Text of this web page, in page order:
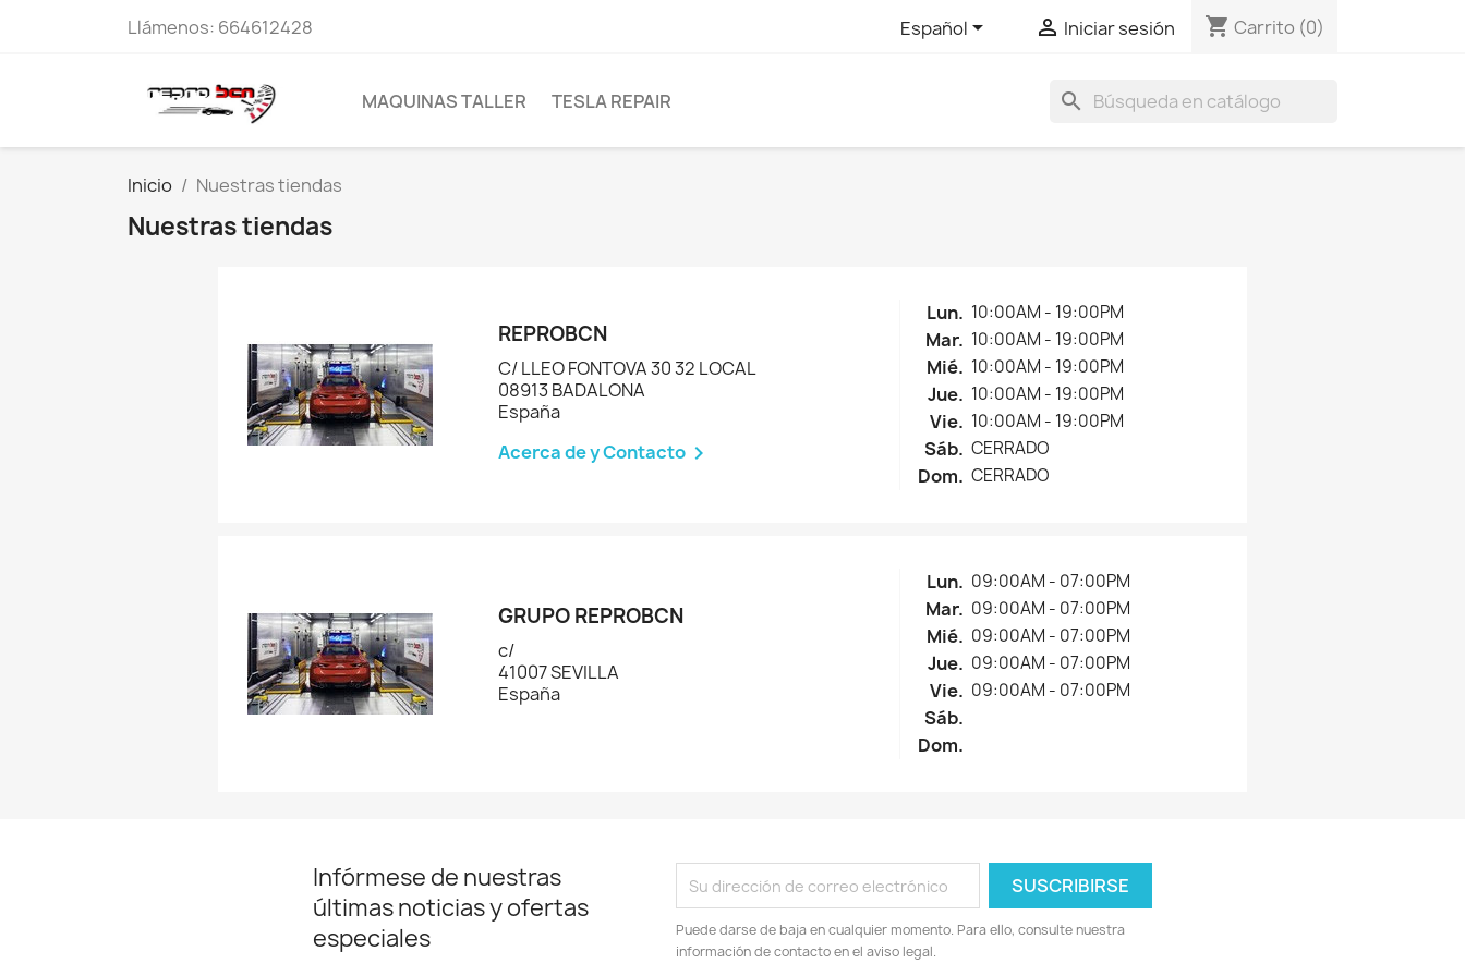
Llámenos: 664612428 Español  Iniciar sesión shopping_cart Carrito (0)
MAQUINAS TALLER TESLA REPAIR search
Inicio Nuestras tiendas
Nuestras tiendas
REPROBCN
C/ LLEO FONTOVA 30 32 LOCAL
08913 BADALONA
España
Acerca de y Contacto 
Lun. 10:00AM - 19:00PM
Mar. 10:00AM - 19:00PM
Mié. 10:00AM - 19:00PM
Jue. 10:00AM - 19:00PM
Vie. 10:00AM - 19:00PM
Sáb. CERRADO
Dom. CERRADO
GRUPO REPROBCN
c/
41007 SEVILLA
España
Lun. 09:00AM - 07:00PM
Mar. 09:00AM - 07:00PM
Mié. 09:00AM - 07:00PM
Jue. 09:00AM - 07:00PM
Vie. 09:00AM - 07:00PM
Sáb.
Dom.
Infórmese de nuestras
últimas noticias y ofertas
especiales
Puede darse de baja en cualquier momento. Para ello, consulte nuestra
información de contacto en el aviso legal.